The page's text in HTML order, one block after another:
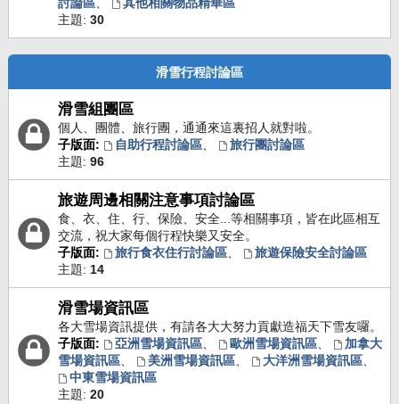
主題: 30
滑雪行程討論區
滑雪組團區
個人、團體、旅行團，通通來這裏招人就對啦。
子版面:
自助行程討論區、
旅行團討論區
主題: 96
旅遊周邊相關注意事項討論區
食、衣、住、行、保險、安全...等相關事項，皆在此區相互
交流，祝大家每個行程快樂又安全。
子版面:
旅行食衣住行討論區、
旅遊保險安全討論區
主題: 14
滑雪場資訊區
各大雪場資訊提供，有請各大大努力貢獻造福天下雪友囉。
子版面:
亞洲雪場資訊區、 歐洲雪場資訊區、
加拿大
雪場資訊區
美洲雪場資訊區、 大洋洲雪場資訊區、
中東雪場資訊區
主題: 20